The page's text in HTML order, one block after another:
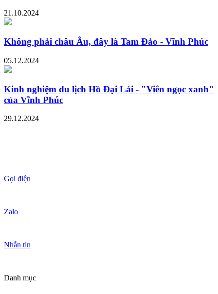
21.10.2024
Không phải châu Âu, đây là Tam Đảo - Vĩnh Phúc
05.12.2024
Kinh nghiệm du lịch Hồ Đại Lải - "Viên ngọc xanh"
của Vĩnh Phúc
29.12.2024
Gọi điện
Zalo
Nhắn tin
Danh mục